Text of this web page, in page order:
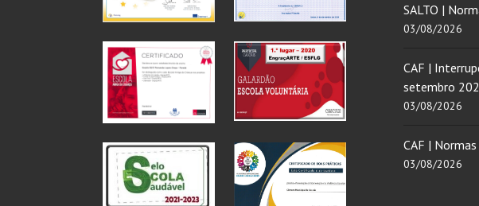
SALTO |
03/08/2026
CAF |
setembro
03/08/2026
CAF |
03/08/2026